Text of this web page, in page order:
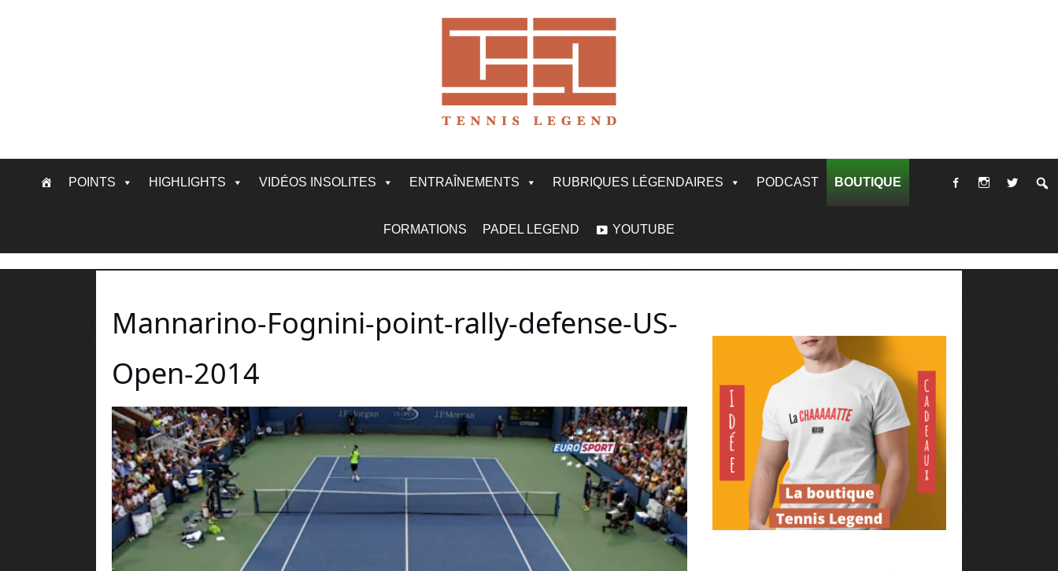
POINTS HIGHLIGHTS VIDÉOS INSOLITES ENTRAÎNEMENTS RUBRIQUES LÉGENDAIRES PODCAST BOUTIQUE
FORMATIONS PADEL LEGEND YOUTUBE
Mannarino-Fognini-point-rally-defense-US-
Open-2014